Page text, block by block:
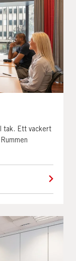
tak. Ett vackert